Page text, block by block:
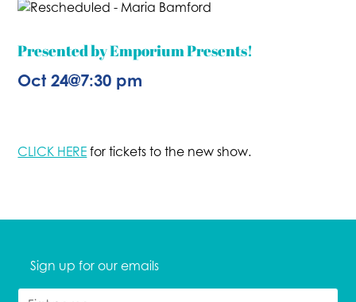
Presented by Emporium Presents!
Oct 24@7:30 pm
CLICK HERE for tickets to the new show.
Sign up for our emails